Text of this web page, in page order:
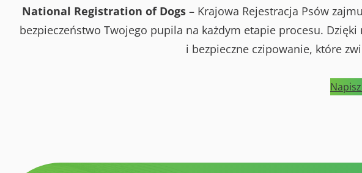
National Registration of Dogs – Krajowa Rejestracja Psów
bezpieczeństwo Twojego pupila na każdym etapie procesu.
i bezpieczne czipowanie, które